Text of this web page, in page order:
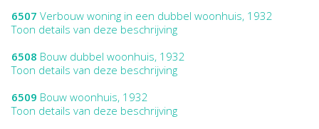
6507 Verbouw woning in een dubbel woonhuis, 1932
Toon details van deze beschrijving
6508 Bouw dubbel woonhuis, 1932
Toon details van deze beschrijving
6509 Bouw woonhuis, 1932
Toon details van deze beschrijving